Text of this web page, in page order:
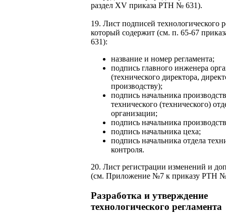
раздел XV приказа РТН № 631).
19. Лист подписей технологического
который содержит (см. п. 65-67
631):
название и номер регламента;
подпись главного инженера
(технического директора,
производству);
подпись начальника
технического (технического)
организации;
подпись начальника
подпись начальника цеха;
подпись начальника отдела
контроля.
20. Лист регистрации изменений и
(см. Приложение №7 к приказу РТН
Разработка и утверждение
технологического регламента